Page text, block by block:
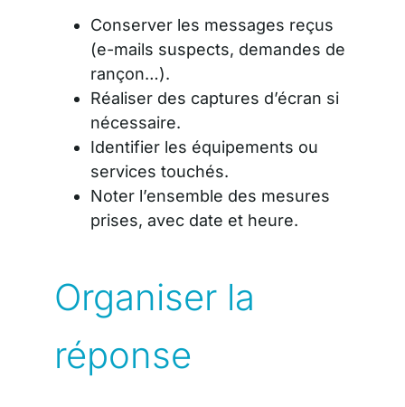
Conserver les messages reçus
(e-mails suspects, demandes de
rançon…).
Réaliser des captures d’écran si
nécessaire.
Identifier les équipements ou
services touchés.
Noter l’ensemble des mesures
prises, avec date et heure.
Organiser la
réponse